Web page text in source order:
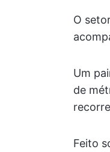
O
Um
de
Feito